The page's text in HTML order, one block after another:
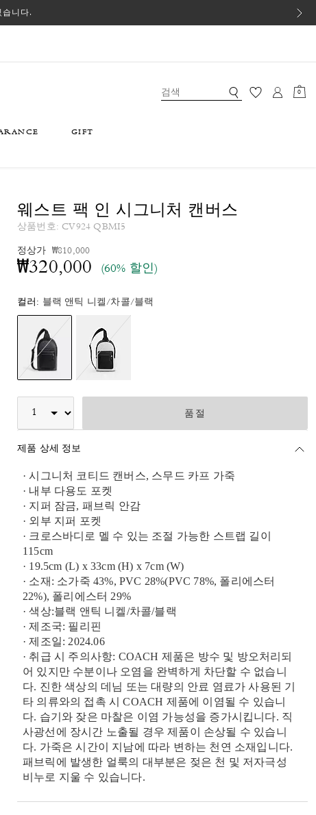
니다.
0
GIFT
웨스트 팩 인 시그니처 캔버스
상품번호: CV924 QBMI5
정상가 가격 인하 전
₩810,000인하됨
₩320,000 (60% 할인)
컬러: 블랙 앤틱 니켈/차콜/블랙
품절
제품 상세 정보
· 시그니처 코티드 캔버스, 스무드 카프 가죽
· 내부 다용도 포켓
· 지퍼 잠금, 패브릭 안감
· 외부 지퍼 포켓
· 크로스바디로 멜 수 있는 조절 가능한 스트랩 길이
115cm
· 19.5cm (L) x 33cm (H) x 7cm (W)
· 소재: 소가죽 43%, PVC 28%(PVC 78%, 폴리에스터
22%), 폴리에스터 29%
· 색상:블랙 앤틱 니켈/차콜/블랙
· 제조국: 필리핀
· 제조일: 2024.06
· 취급 시 주의사항: COACH 제품은 방수 및 방오처리되
어 있지만 수분이나 오염을 완벽하게 차단할 수 없습니
다. 진한 색상의 데님 또는 대량의 안료 염료가 사용된 기
타 의류와의 접촉 시 COACH 제품에 이염될 수 있습니
다. 습기와 잦은 마찰은 이염 가능성을 증가시킵니다. 직
사광선에 장시간 노출될 경우 제품이 손상될 수 있습니
다. 가죽은 시간이 지남에 따라 변하는 천연 소재입니다.
패브릭에 발생한 얼룩의 대부분은 젖은 천 및 저자극성
비누로 지울 수 있습니다.